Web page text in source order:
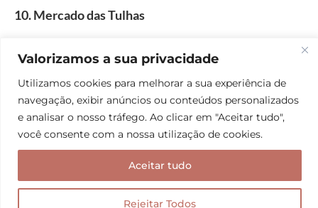
Valorizamos a sua privacidade
Utilizamos cookies para melhorar a sua experiência de
navegação, exibir anúncios ou conteúdos personalizados
e analisar o nosso tráfego. Ao clicar em "Aceitar tudo",
você consente com a nossa utilização de cookies.
Rejeitar Todos
Aceitar tudo
10. Mercado das Tulhas
mercado fica bem no centro de São Luís e vende
produtos típicos da região. Caminhar pelos
corredores do Mercado das Tulhas é mergulhar ainda
mais na cultura maranhense e se maravilhar com as
cores e sabores locais.